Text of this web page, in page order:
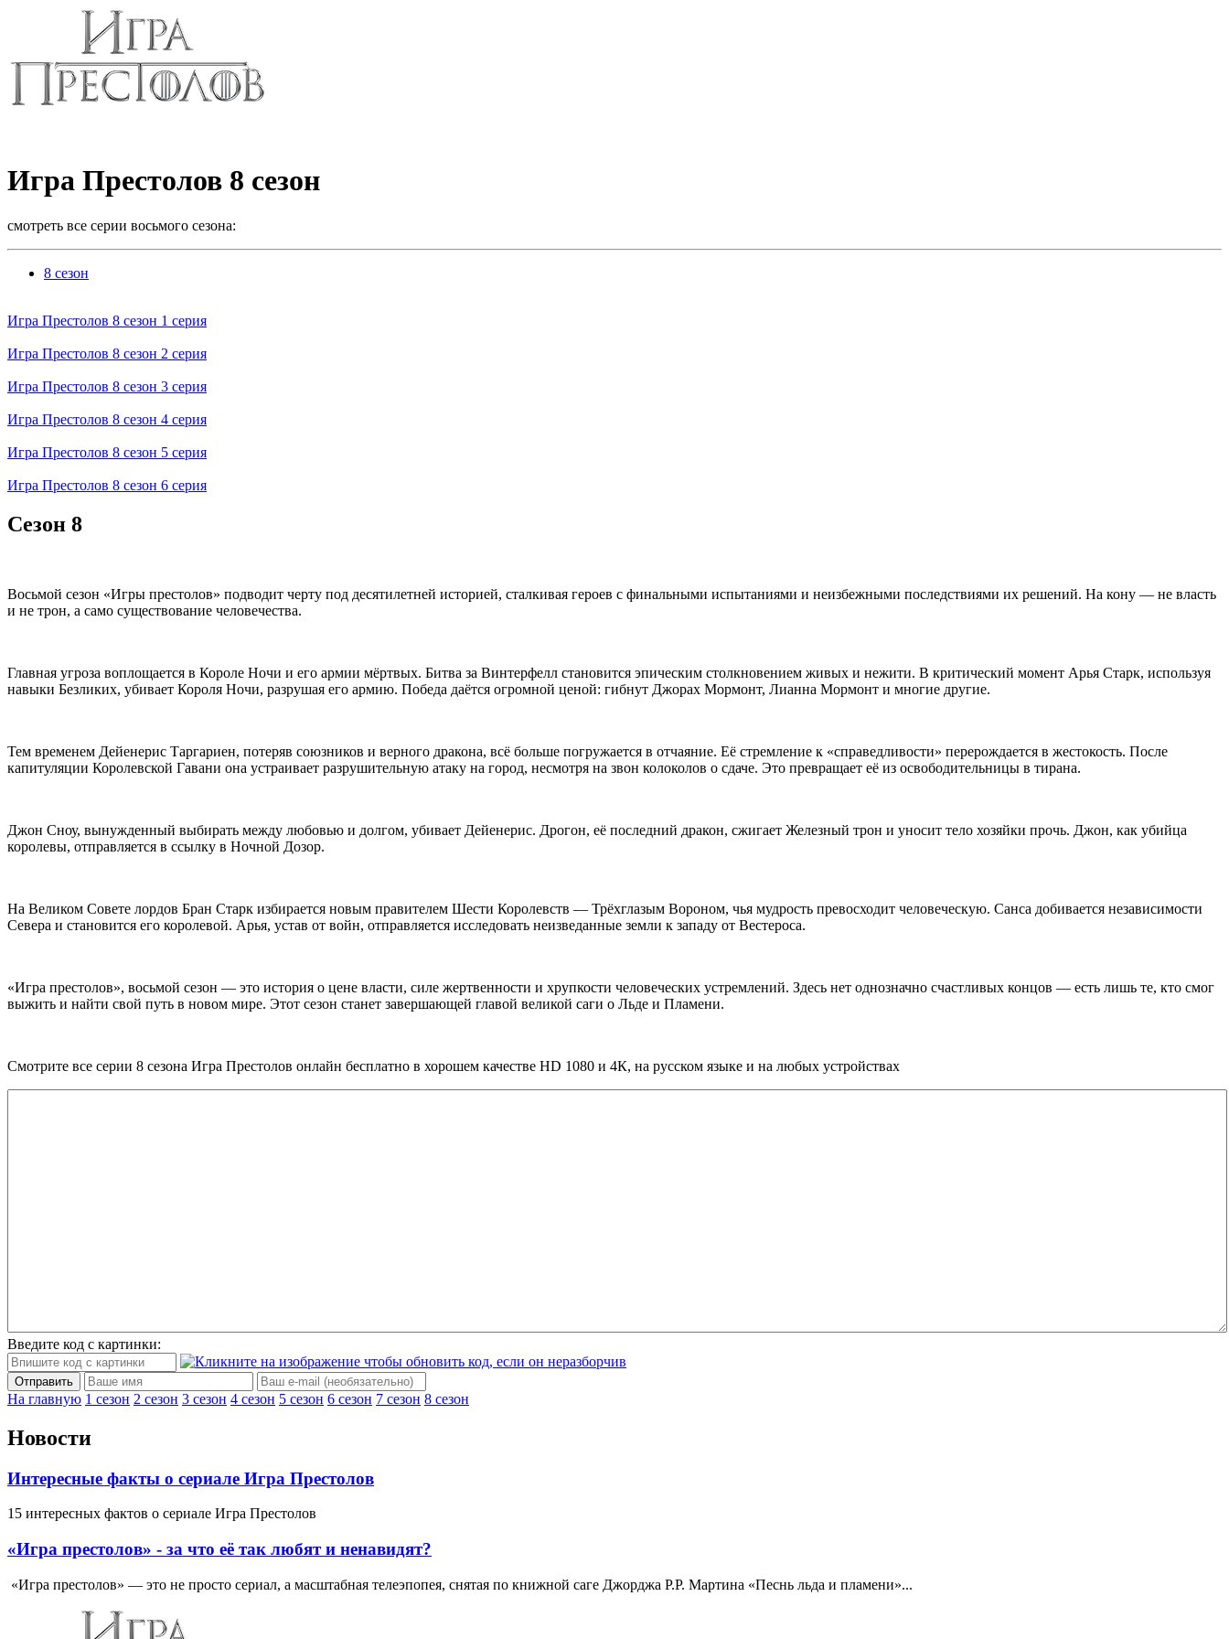
Игра Престолов 8 сезон
смотреть все серии восьмого сезона:
8 сезон
Игра Престолов 8 cезон 1 cерия
Игра Престолов 8 cезон 2 cерия
Игра Престолов 8 cезон 3 cерия
Игра Престолов 8 cезон 4 cерия
Игра Престолов 8 cезон 5 cерия
Игра Престолов 8 cезон 6 cерия
Сезон 8
Восьмой сезон «Игры престолов» подводит черту под десятилетней историей, сталкивая героев с финальными испытаниями и неизбежными последствиями их решений. На кону — не власть
и не трон, а само существование человечества.
Главная угроза воплощается в Короле Ночи и его армии мёртвых. Битва за Винтерфелл становится эпическим столкновением живых и нежити. В критический момент Арья Старк, используя
навыки Безликих, убивает Короля Ночи, разрушая его армию. Победа даётся огромной ценой: гибнут Джорах Мормонт, Лианна Мормонт и многие другие.
Тем временем Дейенерис Таргариен, потеряв союзников и верного дракона, всё больше погружается в отчаяние. Её стремление к «справедливости» перерождается в жестокость. После
капитуляции Королевской Гавани она устраивает разрушительную атаку на город, несмотря на звон колоколов о сдаче. Это превращает её из освободительницы в тирана.
Джон Сноу, вынужденный выбирать между любовью и долгом, убивает Дейенерис. Дрогон, её последний дракон, сжигает Железный трон и уносит тело хозяйки прочь. Джон, как убийца
королевы, отправляется в ссылку в Ночной Дозор.
На Великом Совете лордов Бран Старк избирается новым правителем Шести Королевств — Трёхглазым Вороном, чья мудрость превосходит человеческую. Санса добивается независимости
Севера и становится его королевой. Арья, устав от войн, отправляется исследовать неизведанные земли к западу от Вестероса.
«Игра престолов», восьмой сезон — это история о цене власти, силе жертвенности и хрупкости человеческих устремлений. Здесь нет однозначно счастливых концов — есть лишь те, кто смог
выжить и найти свой путь в новом мире. Этот сезон станет завершающей главой великой саги о Льде и Пламени.
Смотрите все серии 8 сезона Игра Престолов онлайн бесплатно в хорошем качестве HD 1080 и 4К, на русском языке и на любых устройствах
Введите код с картинки:
Отправить
На главную 1 сезон 2 сезон 3 сезон 4 сезон 5 сезон 6 сезон 7 сезон 8 сезон
Новости
Интересные факты о сериале Игра Престолов
15 интересных фактов о сериале Игра Престолов
«Игра престолов» - за что её так любят и ненавидят?
«Игра престолов» — это не просто сериал, а масштабная телеэпопея, снятая по книжной саге Джорджа Р.Р. Мартина «Песнь льда и пламени»...